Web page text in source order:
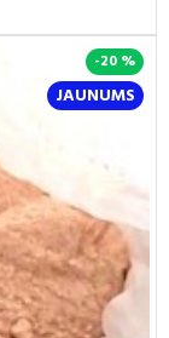
JAUNUMS
-20 %